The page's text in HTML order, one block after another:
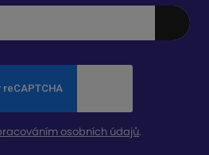
osobních údajů.